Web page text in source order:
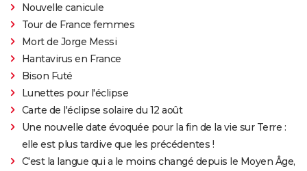
Nouvelle canicule
Tour de France femmes
Mort de Jorge Messi
Hantavirus en France
Bison Futé
Lunettes pour l'éclipse
Carte de l'éclipse solaire du 12 août
Une nouvelle date évoquée pour la fin de la vie sur Terre :
elle est plus tardive que les précédentes !
C'est la langue qui a le moins changé depuis le Moyen Âge,